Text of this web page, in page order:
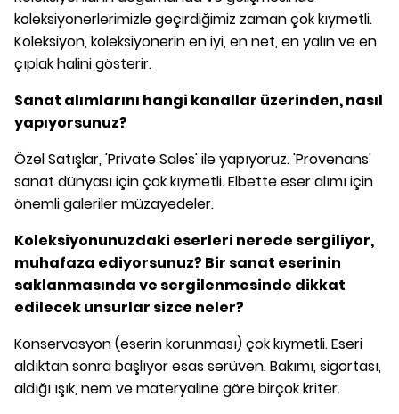
koleksiyonerlerimizle geçirdiğimiz zaman çok kıymetli.
Koleksiyon, koleksiyonerin en iyi, en net, en yalın ve en
çıplak halini gösterir.
Sanat alımlarını hangi kanallar üzerinden, nasıl
yapıyorsunuz?
Özel Satışlar, 'Private Sales' ile yapıyoruz. 'Provenans'
sanat dünyası için çok kıymetli. Elbette eser alımı için
önemli galeriler müzayedeler.
Koleksiyonunuzdaki eserleri nerede sergiliyor,
muhafaza ediyorsunuz? Bir sanat eserinin
saklanmasında ve sergilenmesinde dikkat
edilecek unsurlar sizce neler?
Konservasyon (eserin korunması) çok kıymetli. Eseri
aldıktan sonra başlıyor esas serüven. Bakımı, sigortası,
aldığı ışık, nem ve materyaline göre birçok kriter.